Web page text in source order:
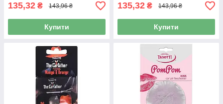
135,32 ₴ 143,96 ₴
Купити
135,32 ₴ 143,96 ₴
Купити